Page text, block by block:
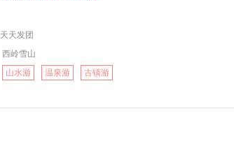
天天发团
西岭雪山
山水游 温泉游 古镇游